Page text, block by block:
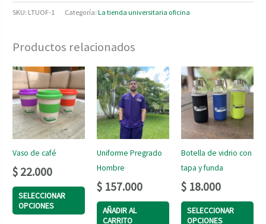
SKU: LTUOF-1 Categoría:La tienda universitaria oficina
Productos relacionados
Vaso de café
$ 22.000
SELECCIONAR
OPCIONES
Este
producto
Uniforme Pregrado
Hombre
$ 157.000
AÑADIR AL
CARRITO
Botella de vidrio con
tapa y funda
$18.000
SELECCIONAR
OPCIONES